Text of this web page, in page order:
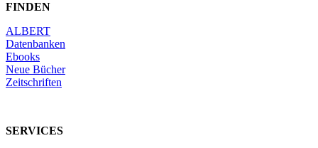
FINDEN
ALBERT
Datenbanken
Ebooks
Neue Bücher
Zeitschriften
SERVICES